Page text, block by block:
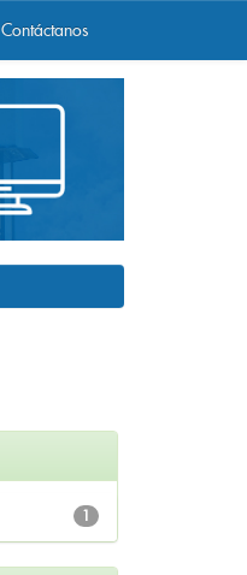
Contáctanos
1